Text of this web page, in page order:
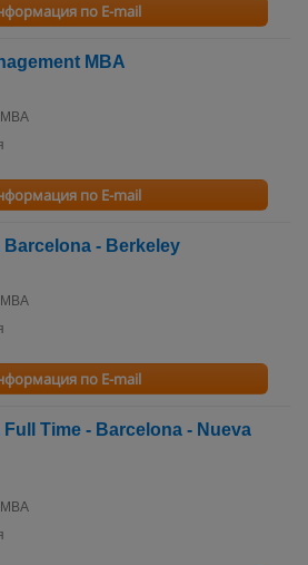
по E-mail
MBA
по E-mail
Barcelona - Berkeley
по E-mail
Full Time - Barcelona - Nueva